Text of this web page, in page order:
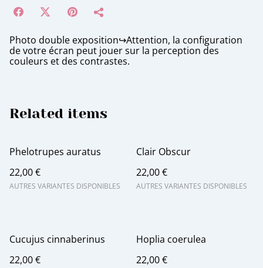
Photo double exposition↪️Attention, la configuration
de votre écran peut jouer sur la perception des
couleurs et des contrastes.
Related items
Phelotrupes auratus
22,00 €
AUTRES VARIANTES DISPONIBLES
Clair Obscur
22,00 €
AUTRES VARIANTES DISPONIBLES
Cucujus cinnaberinus
22,00 €
Hoplia coerulea
22,00 €